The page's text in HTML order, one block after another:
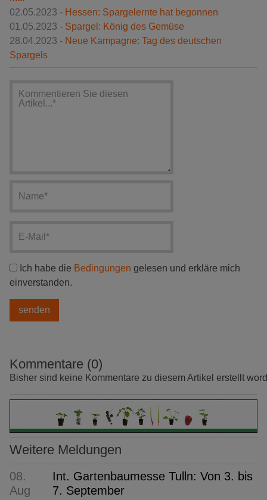
02.05.2023 - Hessen: Spargelernte hat begonnen
01.05.2023 - Spargel: König des Gemüse
28.04.2023 - Neue Kampagne: Tag des deutschen
Spargels
Ich habe die Bedingungen gelesen und erkläre mich
einverstanden.
Kommentare (0)
Bisher sind keine Kommentare zu diesem Artikel erstellt
Weitere Meldungen
08.
Aug
Int. Gartenbaumesse Tulln: Von 3. bis
7. September